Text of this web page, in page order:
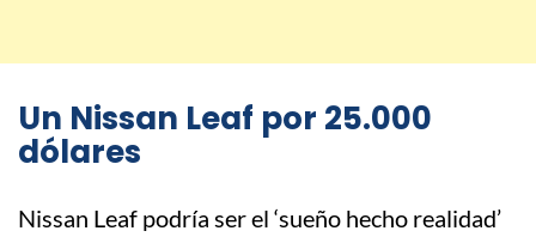
Un Nissan Leaf por 25.000
dólares
Nissan Leaf podría ser el ‘sueño hecho realidad’